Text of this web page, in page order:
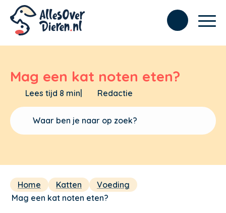
Mag een kat noten eten?
Lees tijd 8 min| Redactie
Home Katten
Voeding
Mag een kat noten eten?